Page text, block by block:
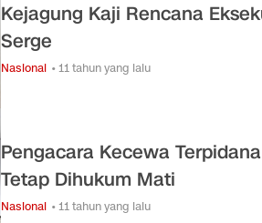
Kejagung Kaji Rencana
Serge
Nasional • 11 tahun yang lalu
Pengacara Kecewa
Tetap Dihukum Mati
Nasional • 11 tahun yang lalu